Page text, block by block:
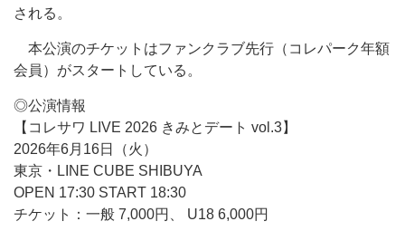
される。
本公演のチケットはファンクラブ先行（コレパーク年額
会員）がスタートしている。
◎公演情報
【コレサワ LIVE 2026 きみとデート vol.3】
2026年6月16日（火）
東京・LINE CUBE SHIBUYA
OPEN 17:30 START 18:30
チケット：一般 7,000円、 U18 6,000円